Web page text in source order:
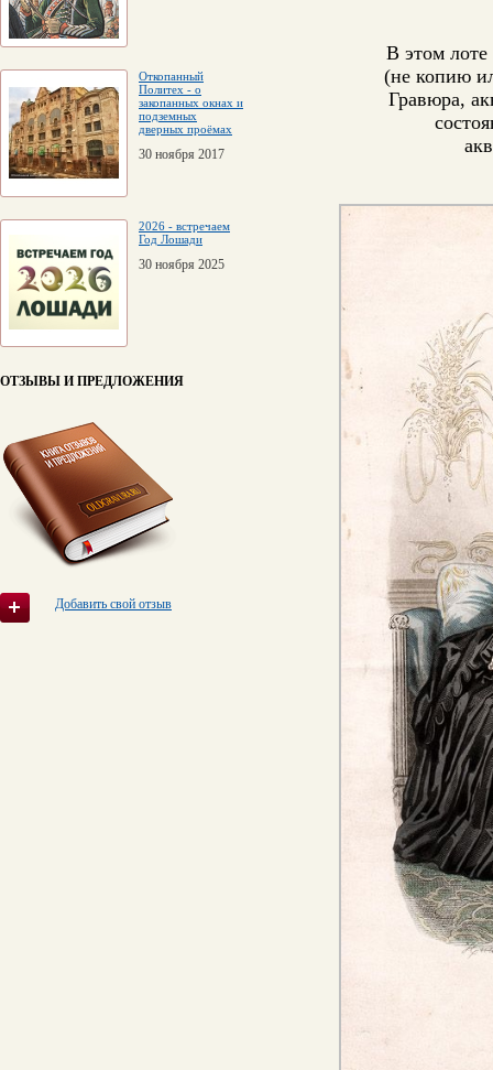
Откопанный
Политех - о
закопанных окнах и
подземных
дверных проёмах
30 ноября 2017
2026 - встречаем
Год Лошади
30 ноября 2025
ОТЗЫВЫ И ПРЕДЛОЖЕНИЯ
Добавить свой отзыв
В этом
(не копию
Гравюра,